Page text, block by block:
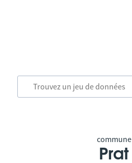
commune
Prat